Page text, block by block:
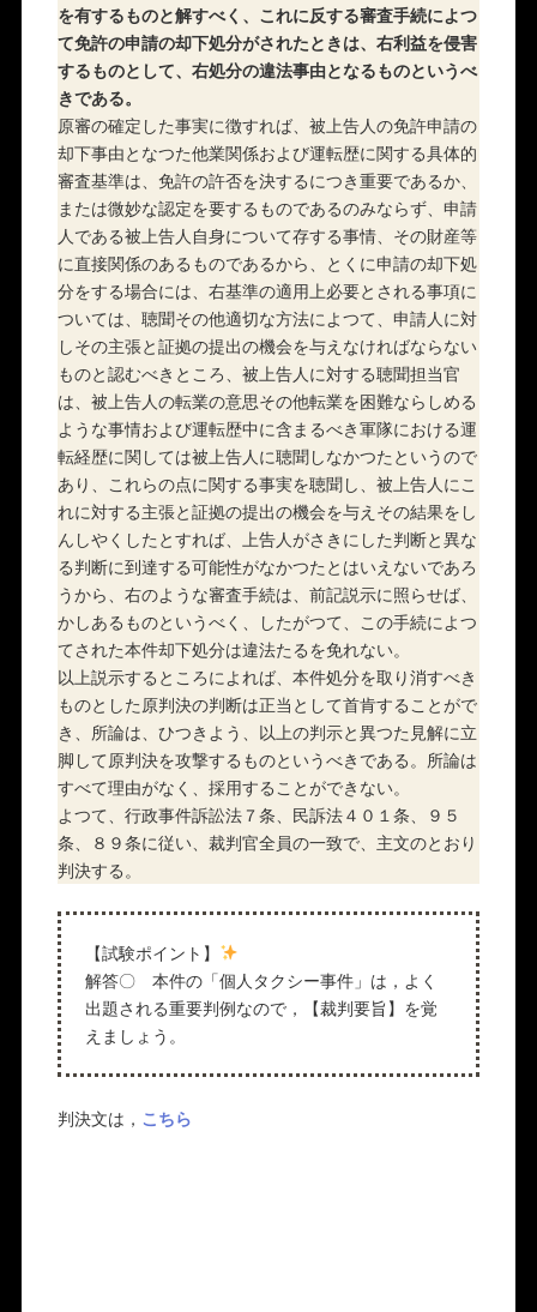
を有するものと解すべく、これに反する審査手続によつ
て免許の申請の却下処分がされたときは、右利益を侵害
するものとして、右処分の違法事由となるものというべ
きである。
原審の確定した事実に徴すれば、被上告人の免許申請の
却下事由となつた他業関係および運転歴に関する具体的
審査基準は、免許の許否を決するにつき重要であるか、
または微妙な認定を要するものであるのみならず、申請
人である被上告人自身について存する事情、その財産等
に直接関係のあるものであるから、とくに申請の却下処
分をする場合には、右基準の適用上必要とされる事項に
ついては、聴聞その他適切な方法によつて、申請人に対
しその主張と証拠の提出の機会を与えなければならない
ものと認むべきところ、被上告人に対する聴聞担当官
は、被上告人の転業の意思その他転業を困難ならしめる
ような事情および運転歴中に含まるべき軍隊における運
転経歴に関しては被上告人に聴聞しなかつたというので
あり、これらの点に関する事実を聴聞し、被上告人にこ
れに対する主張と証拠の提出の機会を与えその結果をし
んしやくしたとすれば、上告人がさきにした判断と異な
る判断に到達する可能性がなかつたとはいえないであろ
うから、右のような審査手続は、前記説示に照らせば、
かしあるものというべく、したがつて、この手続によつ
てされた本件却下処分は違法たるを免れない。
以上説示するところによれば、本件処分を取り消すべき
ものとした原判決の判断は正当として首肯することがで
き、所論は、ひつきよう、以上の判示と異つた見解に立
脚して原判決を攻撃するものというべきである。所論は
すべて理由がなく、採用することができない。
よつて、行政事件訴訟法７条、民訴法４０１条、９５
条、８９条に従い、裁判官全員の一致で、主文のとおり
判決する。
【試験ポイント】
解答〇 本件の「個人タクシー事件」は，よく
出題される重要判例なので，【裁判要旨】を覚
えましょう。
判決文は， こちら